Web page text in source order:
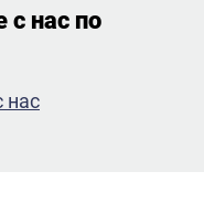
нас по
нас